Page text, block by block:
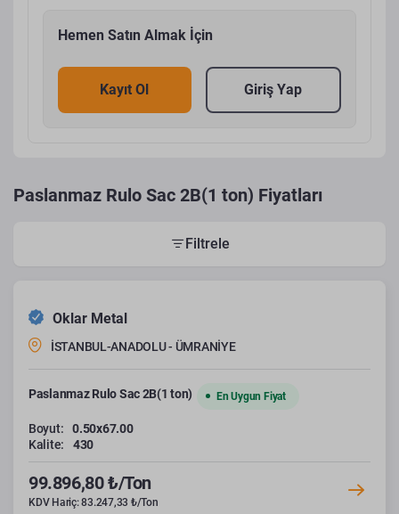
Hemen Satın Almak İçin
Kayıt Ol Giriş Yap
Paslanmaz Rulo Sac 2B(1 ton) Fiyatları
Filtrele
Oklar Metal
İSTANBUL-ANADOLU - ÜMRANİYE
Paslanmaz Rulo Sac 2B(1 ton) En Uygun Fiyat
Boyut:
0.50x67.00
Kalite:
430
99.896,80 ₺/Ton
KDV Hariç: 83.247,33 ₺/Ton